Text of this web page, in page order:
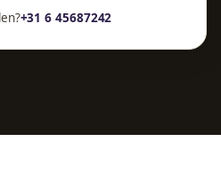
+31 6 45687242